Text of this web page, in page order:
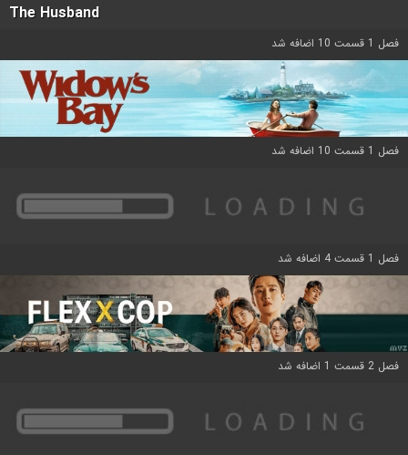
The Husband
فصل 1 قسمت 10 اضافه شد
فصل 1 قسمت 10 اضافه شد
فصل 1 قسمت 4 اضافه شد
فصل 2 قسمت 1 اضافه شد